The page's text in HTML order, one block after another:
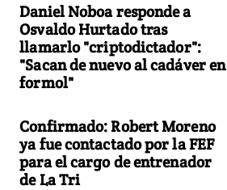
Daniel Noboa responde a
Osvaldo Hurtado tras
llamarlo "criptodictador":
"Sacan de nuevo al cadáver en
formol"
Confirmado: Robert Moreno
ya fue contactado por la FEF
para el cargo de entrenador
de La Tri